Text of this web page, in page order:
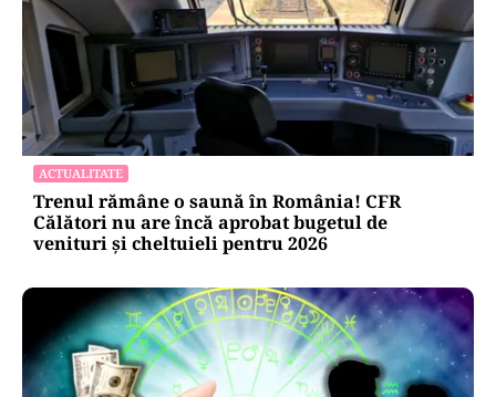
ACTUALITATE
Trenul rămâne o saună în România! CFR
Călători nu are încă aprobat bugetul de
venituri și cheltuieli pentru 2026